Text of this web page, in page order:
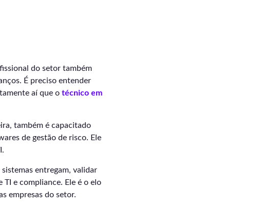
do setor também
É preciso entender
aí que o técnico em
também é capacitado
de gestão de risco. Ele
entregam, validar
e compliance. Ele é o elo
empresas do setor.